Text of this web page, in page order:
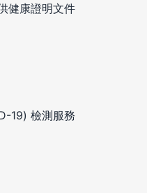
健康證明文件
19) 檢測服務